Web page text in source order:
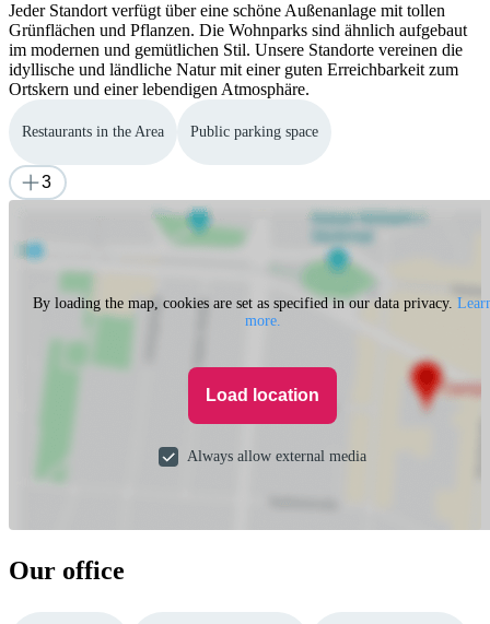
Jeder Standort verfügt über eine schöne Außenanlage mit tollen
Grünflächen und Pflanzen. Die Wohnparks sind ähnlich aufgebaut
im modernen und gemütlichen Stil. Unsere Standorte vereinen die
idyllische und ländliche Natur mit einer guten Erreichbarkeit zum
Ortskern und einer lebendigen Atmosphäre.
Restaurants in the Area Public parking space
3
By loading the map, cookies are set as specified in our data privacy.
more.
Load location
Always allow external media
Our office